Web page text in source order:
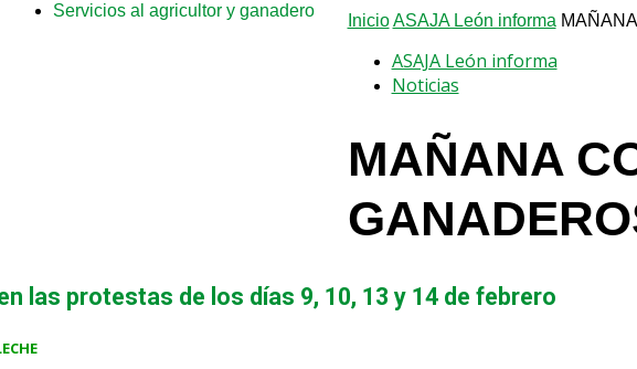
Servicios al agricultor y ganadero
Inicio ASAJA León informa
ASAJA León informa
Noticias
MAÑANA
las protestas de los días 9, 10, 13 y 14 de febrero